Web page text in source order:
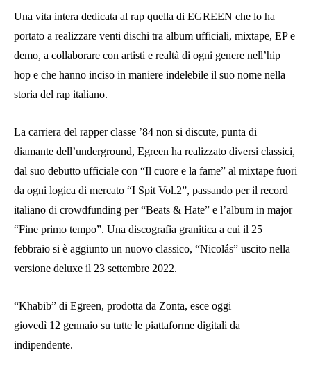
Una vita intera dedicata al rap quella di EGREEN che lo ha
portato a realizzare venti dischi tra album ufficiali, mixtape, EP e
demo, a collaborare con artisti e realtà di ogni genere nell’hip
hop e che hanno inciso in maniere indelebile il suo nome nella
storia del rap italiano.
La carriera del rapper classe ’84 non si discute, punta di
diamante dell’underground, Egreen ha realizzato diversi classici,
dal suo debutto ufficiale con “Il cuore e la fame” al mixtape fuori
da ogni logica di mercato “I Spit Vol.2”, passando per il record
italiano di crowdfunding per “Beats & Hate” e l’album in major
“Fine primo tempo”. Una discografia granitica a cui il 25
febbraio si è aggiunto un nuovo classico, “Nicolás” uscito nella
versione deluxe il 23 settembre 2022.
“Khabib” di Egreen, prodotta da Zonta, esce oggi
giovedì 12 gennaio su tutte le piattaforme digitali da
indipendente.